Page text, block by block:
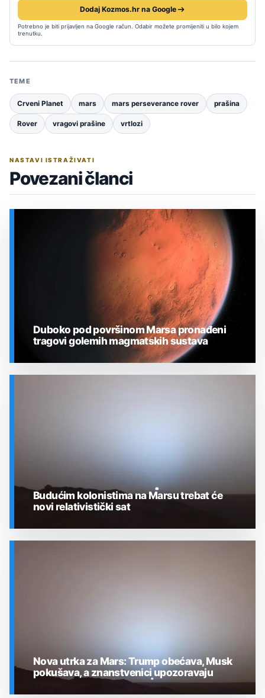
Dodaj Kozmos.hr na Google
Potrebno je biti prijavljen na Google račun. Odabir možete promijeniti u bilo kojem
trenutku.
TEME
Crveni Planet mars mars perseverance rover prašina
Rover vragovi prašine vrtlozi
NASTAVI ISTRAŽIVATI
Povezani članci
Duboko pod površinom Marsa pronađeni
tragovi golemih magmatskih sustava
Budućim kolonistima na Marsu trebat će
novi relativistički sat
Nova utrka za Mars: Trump obećava, Musk
pokušava, a znanstvenici upozoravaju